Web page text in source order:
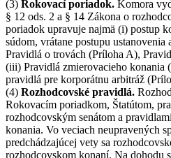
(3) Rokovací poriadok. Komora
§ 12 ods. 2 a § 14 Zákona o
poriadok upravuje najmä (i) postup
súdom, vrátane postupu
Pravidlá o trovách (Príloha A),
(iii) Pravidlá zmierovacieho konania
pravidlá pre korporátnu arbitráž
(4) Rozhodcovské pravidlá.
Rokovacím poriadkom, Štatútom,
rozhodcovským senátom a
konania. Vo veciach neupravených
predchádzajúcej vety sa
rozhodcovskom konaní. Na dohodu